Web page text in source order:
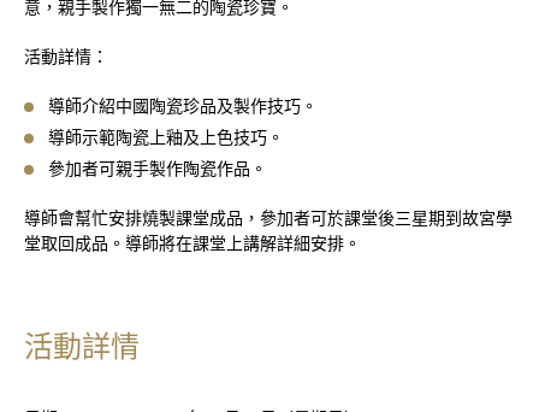
意，親手製作獨一無二的陶瓷珍寶。
活動詳情：
導師介紹中國陶瓷珍品及製作技巧。
導師示範陶瓷上釉及上色技巧。
參加者可親手製作陶瓷作品。
導師會幫忙安排燒製課堂成品，參加者可於課堂後三星期到故宮學
堂取回成品。導師將在課堂上講解詳細安排。
活動詳情